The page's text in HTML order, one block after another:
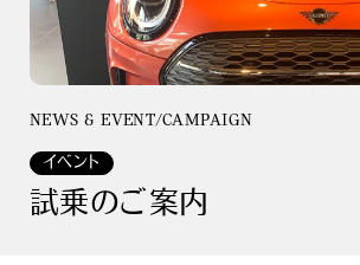
NEWS & EVENT/CAMPAIGN
イベント
試乗のご案内